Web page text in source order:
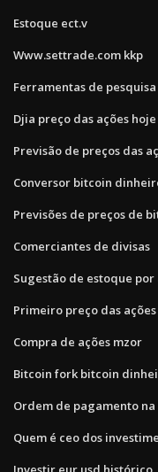
Estoque ect.v
Www.settrade.com kkp
Ferramentas de
Djia preço das ações
Previsão de preços das
Conversor bitcoin
Previsões de preços de
Comerciantes de divisas
Sugestão de estoque
Primeiro preço das
Compra de ações mzor
Bitcoin fork bitcoin
Ordem de pagamento
Quem é ceo dos